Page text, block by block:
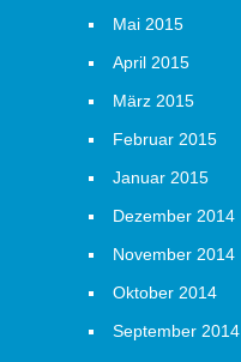
Mai 2015
April 2015
März 2015
Februar 2015
Januar 2015
Dezember 2014
November 2014
Oktober 2014
September 2014